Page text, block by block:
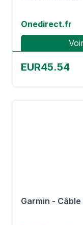
Onedirect.fr
EUR45.54
Garmin -